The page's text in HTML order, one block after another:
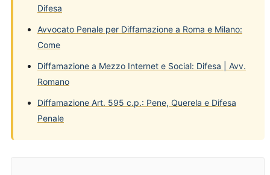
Difesa
Avvocato Penale per Diffamazione a Roma e Milano:
Come
Diffamazione a Mezzo Internet e Social: Difesa | Avv.
Romano
Diffamazione Art. 595 c.p.: Pene, Querela e Difesa
Penale